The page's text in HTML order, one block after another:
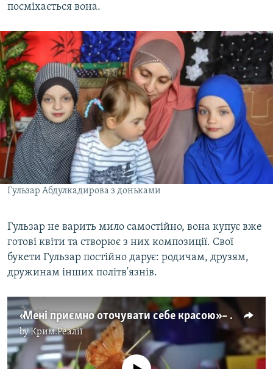
посміхається вона.
Гульзар Абдулкадирова з доньками
Гульзар не варить мило самостійно, вона купує вже
готові квіти та створює з них композиції. Свої
букети Гульзар постійно дарує: родичам, друзям,
дружинам інших політв'язнів.
«Мені приємно оточувати себе красою» – Гульзар Абдулкадирова про своє захоплення збирати букети (відео)
byКрим.Реалії
No media source currently available